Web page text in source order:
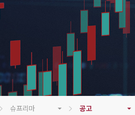
슈프리마 공고